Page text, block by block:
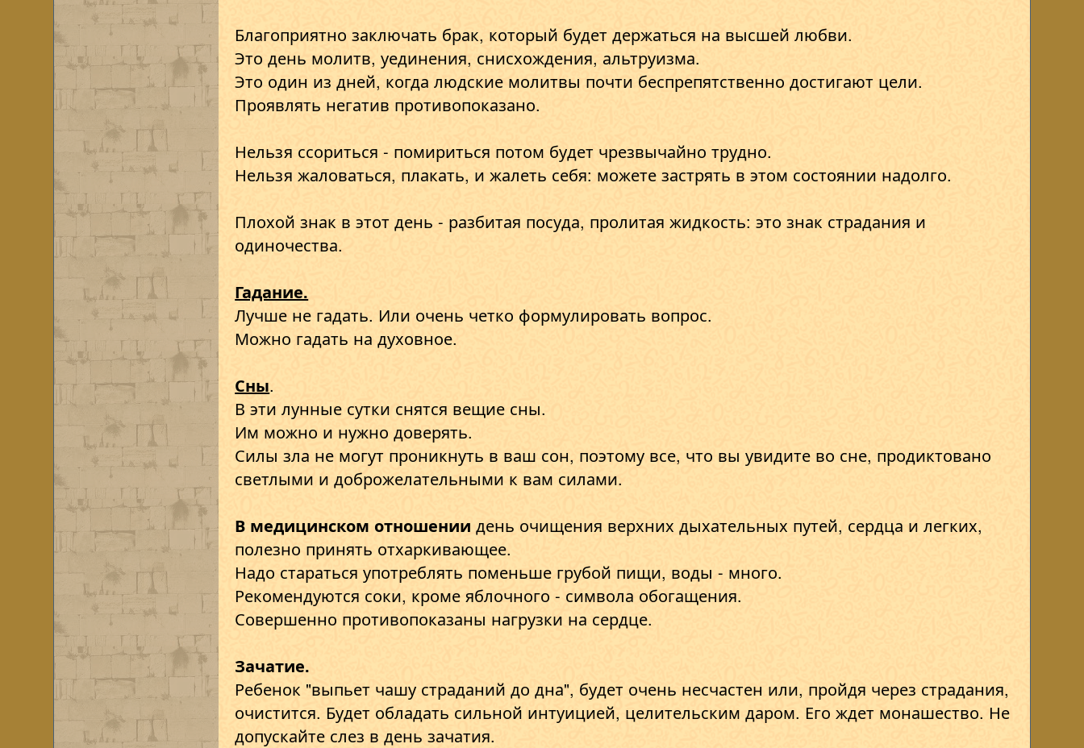
Благоприятно заключать брак, который будет держаться на высшей любви.
Это день молитв, уединения, снисхождения, альтруизма.
Это один из дней, когда людские молитвы почти беспрепятственно достигают цели.
Проявлять негатив противопоказано.
Нельзя ссориться - помириться потом будет чрезвычайно трудно.
Нельзя жаловаться, плакать, и жалеть себя: можете застрять в этом состоянии надолго.
Плохой знак в этот день - разбитая посуда, пролитая жидкость: это знак страдания и
одиночества.
Гадание.
Лучше не гадать. Или очень четко формулировать вопрос.
Можно гадать на духовное.
Сны.
В эти лунные сутки снятся вещие сны.
Им можно и нужно доверять.
Силы зла не могут проникнуть в ваш сон, поэтому все, что вы увидите во сне, продиктовано
светлыми и доброжелательными к вам силами.
В медицинском отношении день очищения верхних дыхательных путей, сердца и легких,
полезно принять отхаркивающее.
Надо стараться употреблять поменьше грубой пищи, воды - много.
Рекомендуются соки, кроме яблочного - символа обогащения.
Совершенно противопоказаны нагрузки на сердце.
Зачатие.
Ребенок "выпьет чашу страданий до дна", будет очень несчастен или, пройдя через страдания,
очистится. Будет обладать сильной интуицией, целительским даром. Его ждет монашество. Не
допускайте слез в день зачатия.